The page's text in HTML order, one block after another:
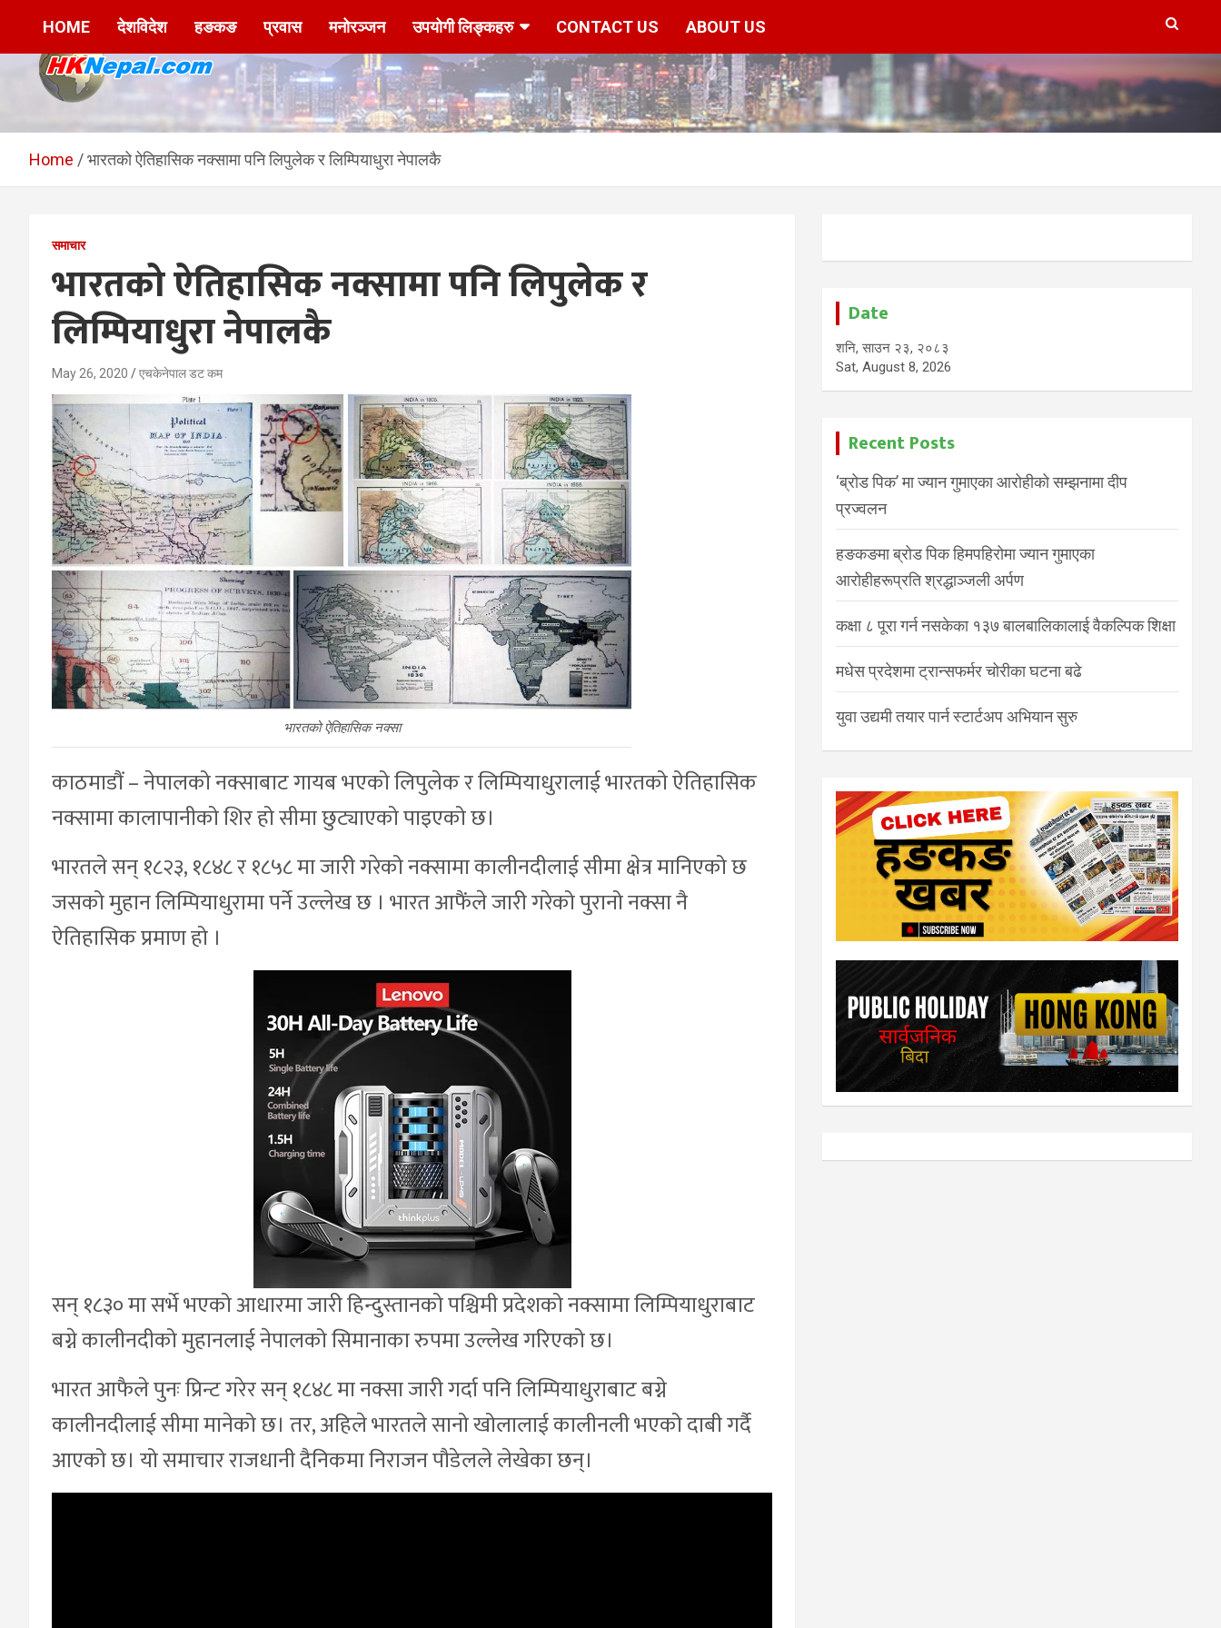
HKNepal.com –
हङकङबाट सञ्चालित पहिलो
hknepal, hknepal.com, hk nepal, hk nepal com
HOME देशविदेश हङकङ प्रवास मनोरञ्जन उपयोगी लिङ्कहरु CONTACT US ABOUT US
Home भारतको ऐतिहासिक नक्सामा पनि लिपुलेक र लिम्पियाधुरा नेपालकै
समाचार
भारतको ऐतिहासिक नक्सामा पनि लिपुलेक र
लिम्पियाधुरा नेपालकै
May 26, 2020 एचकेनेपाल डट कम
भारतको ऐतिहासिक नक्सा
काठमाडौं – नेपालको नक्साबाट गायब भएको लिपुलेक र लिम्पियाधुरालाई भारतको ऐतिहासिक
नक्सामा कालापानीको शिर हो सीमा छुट्याएको पाइएको छ।
भारतले सन् १८२३, १८४८ र १८५८ मा जारी गरेको नक्सामा कालीनदीलाई सीमा क्षेत्र मानिएको छ
जसको मुहान लिम्पियाधुरामा पर्ने उल्लेख छ । भारत आफैंले जारी गरेको पुरानो नक्सा नै
ऐतिहासिक प्रमाण हो ।
सन् १८३० मा सर्भे भएको आधारमा जारी हिन्दुस्तानको पश्चिमी प्रदेशको नक्सामा लिम्पियाधुराबाट
बग्ने कालीनदीको मुहानलाई नेपालको सिमानाका रुपमा उल्लेख गरिएको छ।
भारत आफैले पुनः प्रिन्ट गरेर सन् १८४८ मा नक्सा जारी गर्दा पनि लिम्पियाधुराबाट बग्ने
कालीनदीलाई सीमा मानेको छ। तर, अहिले भारतले सानो खोलालाई कालीनली भएको दाबी गर्दै
आएको छ। यो समाचार राजधानी दैनिकमा निराजन पौडेलले लेखेका छन्।
Date
शनि, साउन २३, २०८३
Sat, August 8, 2026
Recent Posts
‘ब्रोड पिक’ मा ज्यान गुमाएका आरोहीको सम्झनामा दीप
प्रज्वलन
हङकङमा ब्रोड पिक हिमपहिरोमा ज्यान गुमाएका
आरोहीहरूप्रति श्रद्धाञ्जली अर्पण
कक्षा ८ पूरा गर्न नसकेका १३७ बालबालिकालाई वैकल्पिक शिक्षा
मधेस प्रदेशमा ट्रान्सफर्मर चोरीका घटना बढे
युवा उद्यमी तयार पार्न स्टार्टअप अभियान सुरु